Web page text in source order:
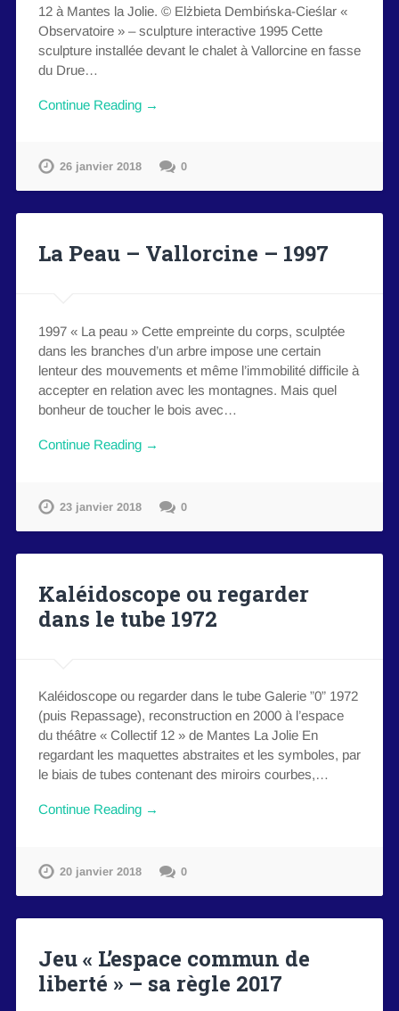
12 à Mantes la Jolie. © Elżbieta Dembińska-Cieślar «
Observatoire » – sculpture interactive 1995 Cette
sculpture installée devant le chalet à Vallorcine en fasse
du Drue…
Continue Reading →
26 janvier 2018 0
La Peau – Vallorcine – 1997
1997 « La peau » Cette empreinte du corps, sculptée
dans les branches d’un arbre impose une certain
lenteur des mouvements et même l’immobilité difficile à
accepter en relation avec les montagnes. Mais quel
bonheur de toucher le bois avec…
Continue Reading →
23 janvier 2018 0
Kaléidoscope ou regarder
dans le tube 1972
Kaléidoscope ou regarder dans le tube Galerie ”0” 1972
(puis Repassage), reconstruction en 2000 à l’espace
du théâtre « Collectif 12 » de Mantes La Jolie En
regardant les maquettes abstraites et les symboles, par
le biais de tubes contenant des miroirs courbes,…
Continue Reading →
20 janvier 2018 0
Jeu « L’espace commun de
liberté » – sa règle 2017